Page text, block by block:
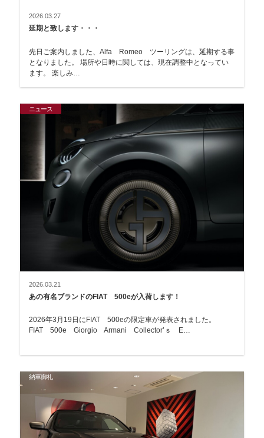
2026.03.27
延期と致します・・・
先日ご案内しました、Alfa Romeo ツーリングは、延期する事
となりました。 場所や日時に関しては、現在調整中となってい
ます。 楽しみ…
ニュース
2026.03.21
あの有名ブランドのFIAT 500eが入荷します！
2026年3月19日にFIAT 500eの限定車が発表されました。
FIAT 500e Giorgio Armani Collector’ｓ E…
納車御礼